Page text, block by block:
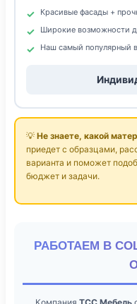
Красивые фасады +
Широкие возможности
Наш самый популярный
💡 Не знаете, какой
приедет с образцами,
варианта и поможет
бюджет и задачи.
РАБОТАЕМ В